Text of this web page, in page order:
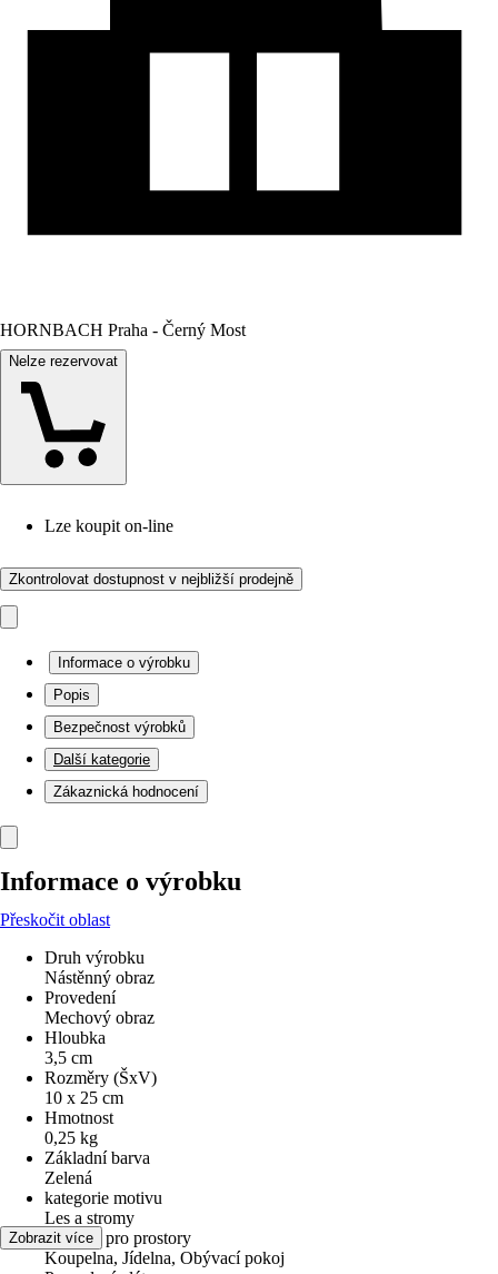
HORNBACH Praha - Černý Most
Nelze rezervovat
Lze koupit on-line
Zkontrolovat dostupnost v nejbližší prodejně
Informace o výrobku
Popis
Bezpečnost výrobků
Další kategorie
Zákaznická hodnocení
Informace o výrobku
Přeskočit oblast
Druh výrobku
Nástěnný obraz
Provedení
Mechový obraz
Hloubka
3,5 cm
Rozměry (ŠxV)
10 x 25 cm
Hmotnost
0,25 kg
Základní barva
Zelená
kategorie motivu
Les a stromy
Vhodné pro prostory
Koupelna, Jídelna, Obývací pokoj
Zobrazit více